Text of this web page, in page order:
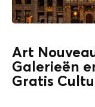
Art
Galerieën
Gratis